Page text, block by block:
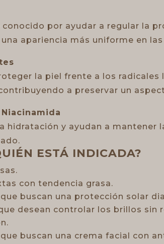
por ayudar a regular la
apariencia más uniforme en
la piel frente a los radicales
a preservar un
hidratación y ayudan a mantener
ESTÁ INDICADA?
con tendencia grasa.
buscan una protección solar
desean controlar los brillos sin
buscan una crema facial con